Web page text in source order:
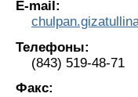
E-mail:
Телефоны:
(843) 519-48-71
Факс: